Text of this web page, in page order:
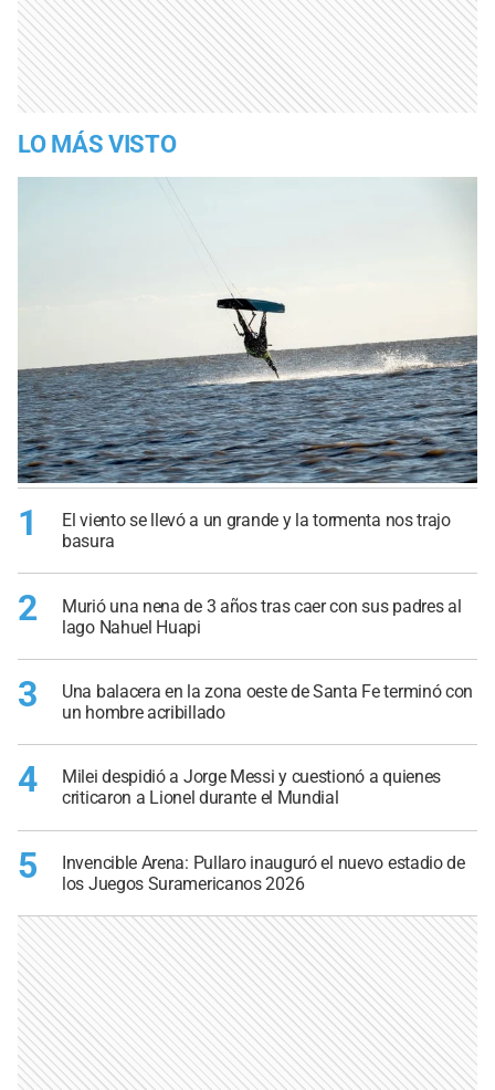
LO MÁS VISTO
1
El viento se llevó a un grande y la tormenta nos trajo
basura
2
Murió una nena de 3 años tras caer con sus padres al
lago Nahuel Huapi
3
Una balacera en la zona oeste de Santa Fe terminó con
un hombre acribillado
4
Milei despidió a Jorge Messi y cuestionó a quienes
criticaron a Lionel durante el Mundial
5
Invencible Arena: Pullaro inauguró el nuevo estadio de
los Juegos Suramericanos 2026